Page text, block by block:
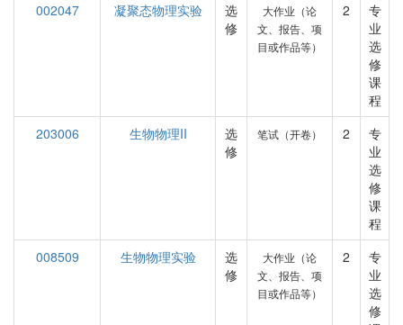
002047
凝聚态物理实验
选
修
大作业（论
文、报告、项
目或作品等）
2
专
业
选
修
课
程
203006
生物物理II
选
修
笔试（开卷） 2
专
业
选
修
课
程
008509
生物物理实验
选
修
大作业（论
文、报告、项
目或作品等）
2
专
业
选
修